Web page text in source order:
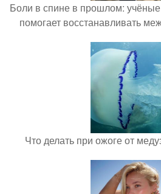
Боли в спине в прошлом: учёные
помогает восстанавливать
Что делать при ожоге от